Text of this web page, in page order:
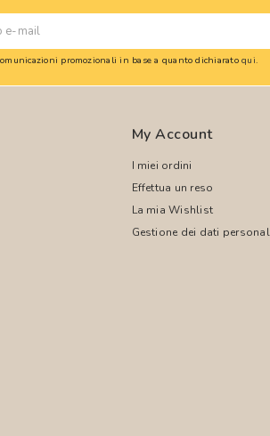
promozionali in base a quanto dichiaratoqui.
My Account
I miei ordini
Effettua un reso
La mia Wishlist
Gestione dei dati